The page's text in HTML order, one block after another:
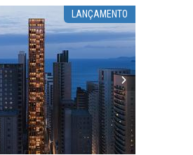
LANÇAMENTO